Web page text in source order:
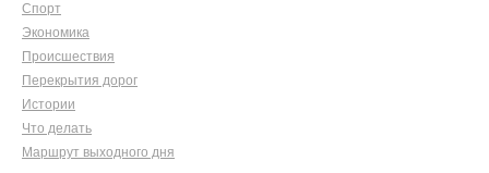
Спорт
Экономика
Происшествия
Перекрытия дорог
Истории
Что делать
Маршрут выходного дня